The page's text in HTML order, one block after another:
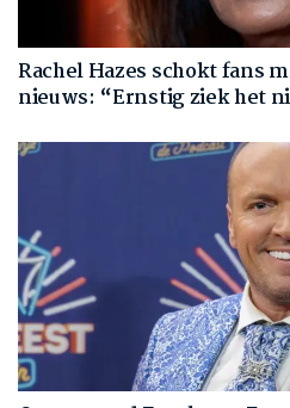
Rachel Hazes schokt fans
nieuws: “Ernstig ziek het